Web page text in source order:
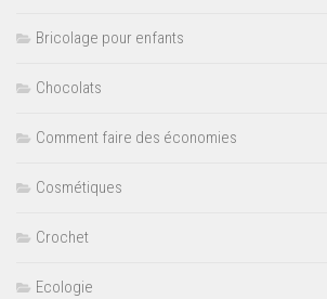
Bricolage pour enfants
Chocolats
Comment faire des économies
Cosmétiques
Crochet
Ecologie